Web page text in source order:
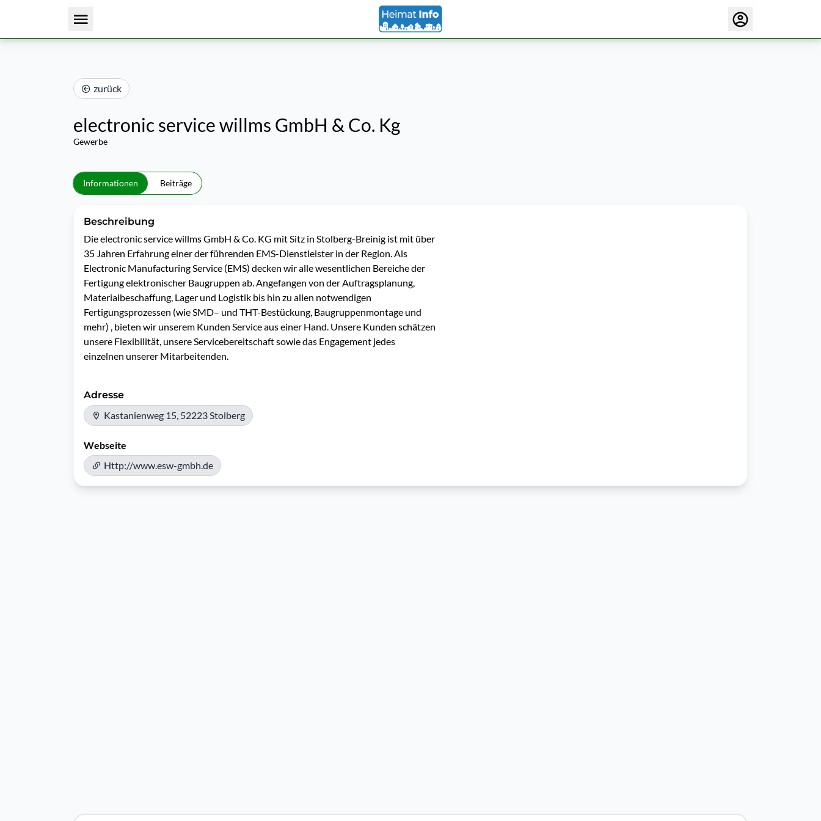
zurück
electronic service willms GmbH & Co. Kg
Gewerbe
Informationen Beiträge
Beschreibung
Die electronic service willms GmbH & Co. KG mit Sitz in Stolberg-Breinig ist mit über
35 Jahren Erfahrung einer der führenden EMS-Dienstleister in der Region. Als
Electronic Manufacturing Service (EMS) decken wir alle wesentlichen Bereiche der
Fertigung elektronischer Baugruppen ab. Angefangen von der Auftragsplanung,
Materialbeschaffung, Lager und Logistik bis hin zu allen notwendigen
Fertigungsprozessen (wie SMD– und THT-Bestückung, Baugruppenmontage und
mehr) , bieten wir unserem Kunden Service aus einer Hand. Unsere Kunden schätzen
unsere Flexibilität, unsere Servicebereitschaft sowie das Engagement jedes
Adresse
Kastanienweg 15, 52223 Stolberg
Webseite
Http://www.esw-gmbh.de